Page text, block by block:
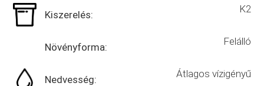
Kiszerelés: K2
Növényforma: Felálló
Nedvesség: Átlagos vízigényű